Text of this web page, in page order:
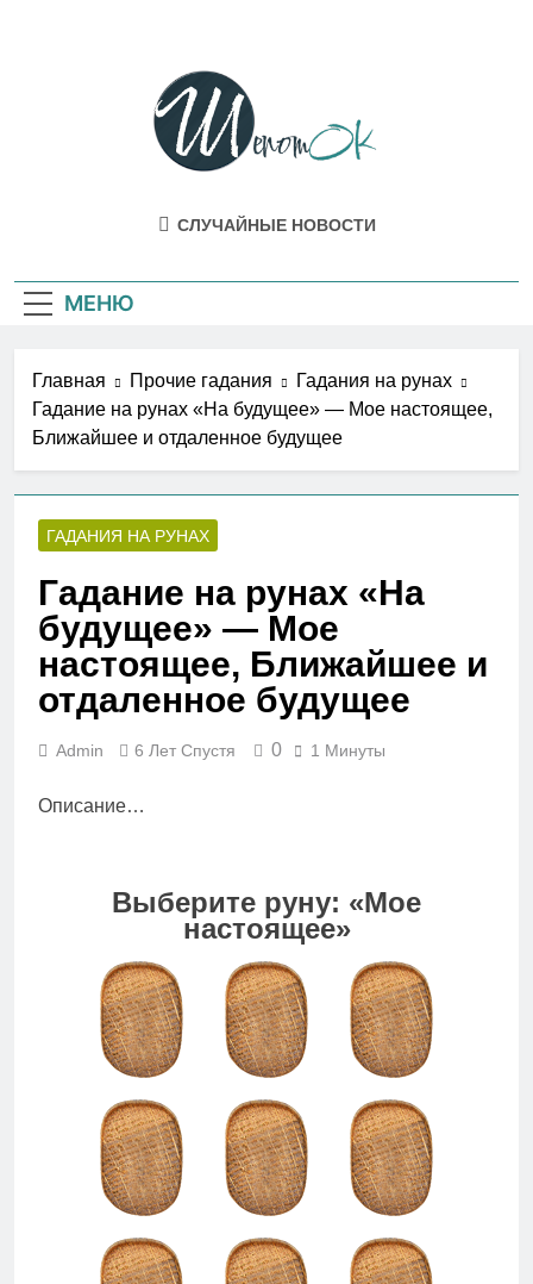
ШепотОК
Эзотерика И Мистика Как Она Есть В
СЛУЧАЙНЫЕ НОВОСТИ
МЕНЮ
Главная Прочие гадания
Гадания на рунах
Гадание на рунах «На будущее» — Мое настоящее,
Ближайшее и отдаленное будущее
ГАДАНИЯ НА РУНАХ
Гадание на рунах «На
будущее» — Мое
настоящее, Ближайшее и
отдаленное будущее
Admin 6 Лет Спустя 0 1 Минуты
Описание…
Выберите руну: «Мое
настоящее»